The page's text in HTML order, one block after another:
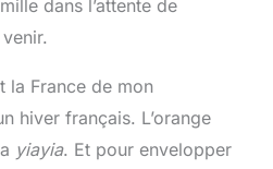
dans l’attente de
la France de mon
hiver français. L’orange
yiayia. Et pour envelopper